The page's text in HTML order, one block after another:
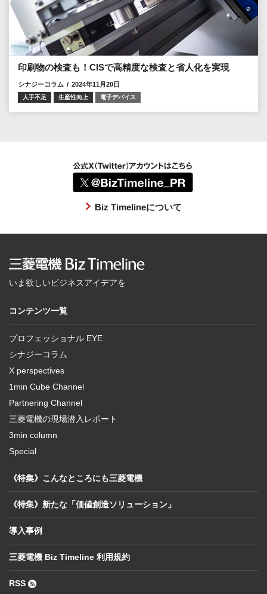
印刷物の検査も！CISで高精度な検査と省人化を実現
シナジーコラム 2024年11月20日
人手不足 生産性向上 電子デバイス
Biz Timelineについて
いま欲しいビジネスアイデアを
コンテンツ一覧
プロフェッショナル EYE
シナジーコラム
X perspectives
1min Cube Channel
Partnering Channel
三菱電機の現場潜入レポート
3min column
Special
《特集》こんなところにも三菱電機
《特集》新たな「価値創造ソリューション」
導入事例
三菱電機 Biz Timeline 利用規約
RSS